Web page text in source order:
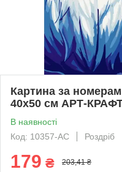
Картина за
40х50 см АРТ-
В наявності
Код: 10357-AC
Роздріб
179 ₴ 203,41 ₴